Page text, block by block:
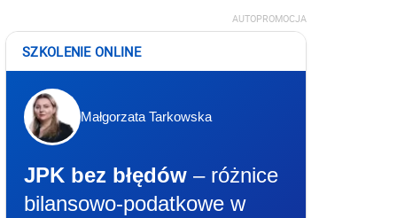
AUTOPROMOCJA
SZKOLENIE ONLINE
Małgorzata Tarkowska
JPK bez błędów – różnice
bilansowo-podatkowe w